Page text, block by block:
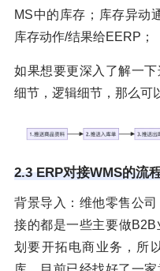
MS中的库存；库存异动
库存动作/结果给EERP；
如果想要更深入了解一
细节，逻辑细节，那么可
2.3 ERP对接WMS的流
背景导入：维他零售公
接的都是一些主要做
划要开拓电商业务，所